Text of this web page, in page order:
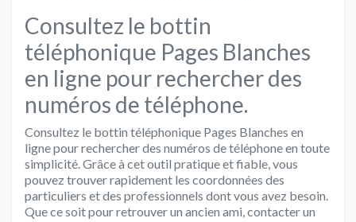
Consultez le bottin
téléphonique Pages Blanches
en ligne pour rechercher des
numéros de téléphone.
Consultez le bottin téléphonique Pages Blanches en
ligne pour rechercher des numéros de téléphone en toute
simplicité. Grâce à cet outil pratique et fiable, vous
pouvez trouver rapidement les coordonnées des
particuliers et des professionnels dont vous avez besoin.
Que ce soit pour retrouver un ancien ami, contacter un